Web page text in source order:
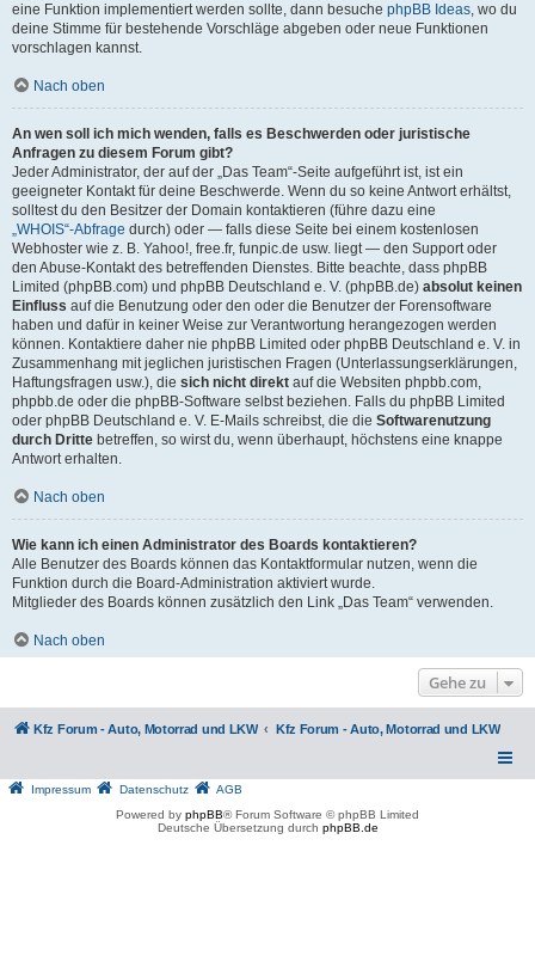
eine Funktion implementiert werden sollte, dann besuche phpBB Ideas, wo du
deine Stimme für bestehende Vorschläge abgeben oder neue Funktionen
vorschlagen kannst.
Nach oben
An wen soll ich mich wenden, falls es Beschwerden oder juristische
Anfragen zu diesem Forum gibt?
Jeder Administrator, der auf der „Das Team“-Seite aufgeführt ist, ist ein
geeigneter Kontakt für deine Beschwerde. Wenn du so keine Antwort erhältst,
solltest du den Besitzer der Domain kontaktieren (führe dazu eine
„WHOIS“-Abfrage durch) oder — falls diese Seite bei einem kostenlosen
Webhoster wie z. B. Yahoo!, free.fr, funpic.de usw. liegt — den Support oder
den Abuse-Kontakt des betreffenden Dienstes. Bitte beachte, dass phpBB
Limited (phpBB.com) und phpBB Deutschland e. V. (phpBB.de) absolut keinen
Einfluss auf die Benutzung oder den oder die Benutzer der Forensoftware
haben und dafür in keiner Weise zur Verantwortung herangezogen werden
können. Kontaktiere daher nie phpBB Limited oder phpBB Deutschland e. V. in
Zusammenhang mit jeglichen juristischen Fragen (Unterlassungserklärungen,
Haftungsfragen usw.), die sich nicht direkt auf die Websiten phpbb.com,
phpbb.de oder die phpBB-Software selbst beziehen. Falls du phpBB Limited
oder phpBB Deutschland e. V. E-Mails schreibst, die die Softwarenutzung
durch Dritte betreffen, so wirst du, wenn überhaupt, höchstens eine knappe
Antwort erhalten.
Nach oben
Wie kann ich einen Administrator des Boards kontaktieren?
Alle Benutzer des Boards können das Kontaktformular nutzen, wenn die
Funktion durch die Board-Administration aktiviert wurde.
Mitglieder des Boards können zusätzlich den Link „Das Team“ verwenden.
Nach oben
Gehe zu
Kfz Forum - Auto, Motorrad und LKW Kfz Forum - Auto, Motorrad und LKW
Impressum Datenschutz
AGB
Powered by phpBB® Forum Software © phpBB Limited
Deutsche Übersetzung durch phpBB.de